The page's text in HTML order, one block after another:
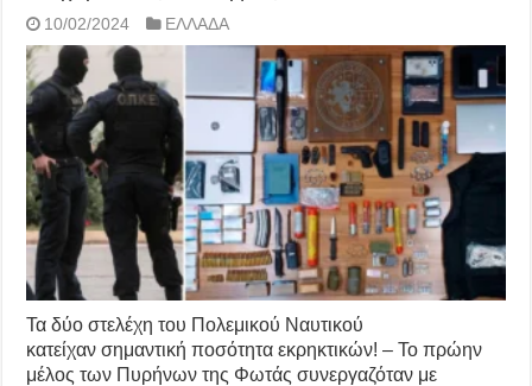
10/02/2024 ΕΛΛΑΔΑ
Τα δύο στελέχη του Πολεμικού Ναυτικού
κατείχαν σημαντική ποσότητα εκρηκτικών! – Το πρώην
μέλος των Πυρήνων της Φωτάς συνεργαζόταν με